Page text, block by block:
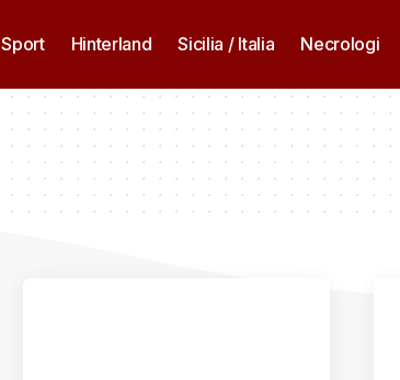
Sport Hinterland Sicilia / Italia Necrologi